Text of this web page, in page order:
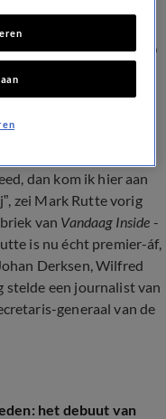
Rutte
Inside?
dan kom ik hier aan
zei Mark Rutte vorig
van Vandaag Inside -
is nu écht premier-áf,
Derksen, Wilfred
stelde een journalist van
generaal van de
het debuut van